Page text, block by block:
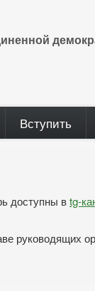
Вступить
доступны вtg-
руководящих